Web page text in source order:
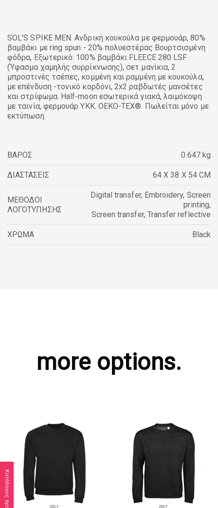
SOL'S SPIKE MEN. Ανδρική κουκούλα με φερμουάρ, 80%
βαμβάκι με ring spun - 20% πολυεστέρας Βουρτσισμένη
φόδρα, Εξωτερικό: 100% βαμβάκι FLEECE 280 LSF
(Ύφασμα χαμηλής συρρίκνωσης), σετ μανίκια, 2
μπροστινές τσέπες, κομμένη και ραμμένη με κουκούλα,
με επένδυση -τονικό κορδόνι, 2x2 ραβδωτές μανσέτες
και στρίφωμα. Half-moon εσωτερικά γιακά, λαιμόκοψη
με ταινία, φερμουάρ YKK. OEKO-TEX®. Πωλείται μόνο με
εκτύπωση.
ΒΑΡΟΣ 0.647 kg
ΔΙΑΣΤΑΣΕΙΣ 64 X 38 X 54 CM
ΜΕΘΟΔΟΙ
ΛΟΓΟΤΥΠΗΣΗΣ
Digital transfer, Embroidery, Screen
printing,
Screen transfer, Transfer reflective
ΧΡΩΜΑ Black
more options.